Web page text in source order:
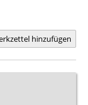
hinzufügen